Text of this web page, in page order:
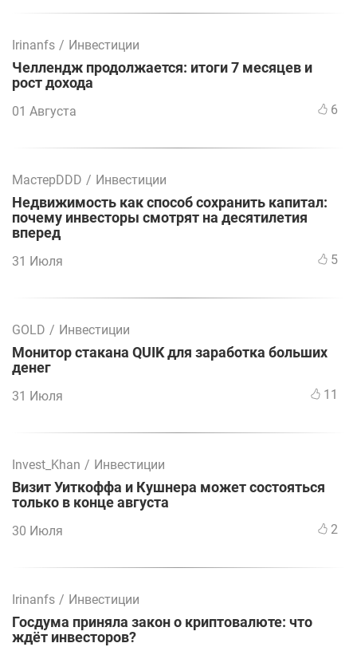
Irinanfs / Инвестиции
Челлендж продолжается: итоги 7 месяцев и
рост дохода
01 Августа 6
МастерDDD / Инвестиции
Недвижимость как способ сохранить капитал:
почему инвесторы смотрят на десятилетия
вперед
31 Июля 5
GOLD / Инвестиции
Монитор стакана QUIK для заработка больших
денег
31 Июля 11
Invest_Khan / Инвестиции
Визит Уиткоффа и Кушнера может состояться
только в конце августа
30 Июля 2
Irinanfs / Инвестиции
Госдума приняла закон о криптовалюте: что
ждёт инвесторов?